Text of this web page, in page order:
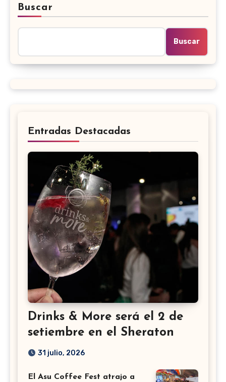
Buscar
Buscar
Entradas Destacadas
Drinks & More será el 2 de
setiembre en el Sheraton
31 julio, 2026
El Asu Coffee Fest atrajo a